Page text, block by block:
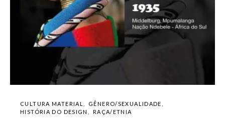
CULTURA MATERIAL
GÊNERO/SEXUALIDADE
HISTÓRIA DO DESIGN
RAÇA/ETNIA